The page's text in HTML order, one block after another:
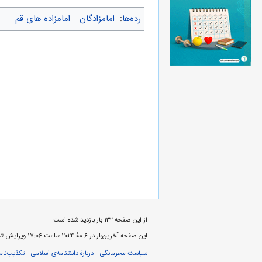
رده‌ها: امامزادگان امامزاده های قم
از این صفحه ۱۳۲ بار بازدید شده است
این صفحه آخرین‌بار در ‏۶ مهٔ ۲۰۲۴ ساعت ‏۱۷:۰۶ ویرایش شده‌است.
سیاست محرمانگی
دربارهٔ دانشنامه‌ی اسلامی